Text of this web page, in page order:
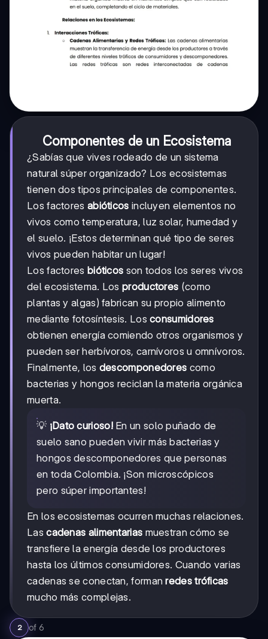
Componentes de un Ecosistema
¿Sabías que vives rodeado de un sistema
natural súper organizado? Los ecosistemas
tienen dos tipos principales de componentes.
Los factores abióticos incluyen elementos no
vivos como temperatura, luz solar, humedad y
el suelo. ¡Estos determinan qué tipo de seres
vivos pueden habitar un lugar!
Los factores bióticos son todos los seres vivos
del ecosistema. Losproductores (como
plantas y algas) fabrican su propio alimento
mediante fotosíntesis. Losconsumidores
obtienen energía comiendo otros organismos y
pueden ser herbívoros, carnívoros u omnívoros.
Finalmente, los descomponedores como
bacterias y hongos reciclan la materia orgánica
muerta.
💡 ¡Dato curioso!En un solo puñado de
suelo sano pueden vivir más bacterias y
hongos descomponedores que personas
en toda Colombia. ¡Son microscópicos
pero súper importantes!
En los ecosistemas ocurren muchas relaciones.
Lascadenas alimentarias muestran cómo se
transfiere la energía desde los productores
hasta los últimos consumidores. Cuando varias
cadenas se conectan, formanredes tróficas
mucho más complejas.
2 of 6